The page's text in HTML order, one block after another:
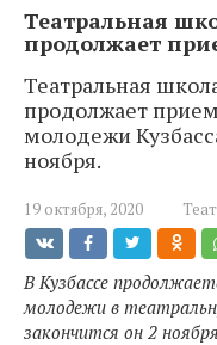
Театральная
продолжает
Театральная
продолжает
молодежи
ноября.
19 октября, 2020
В Кузбассе
молодежи в
закончится он 2